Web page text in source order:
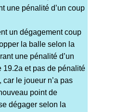
une pénalité d’un coup
un dégagement coup
la balle selon la
une pénalité d’un
et pas de pénalité
le joueur n’a pas
point de
dégager selon la